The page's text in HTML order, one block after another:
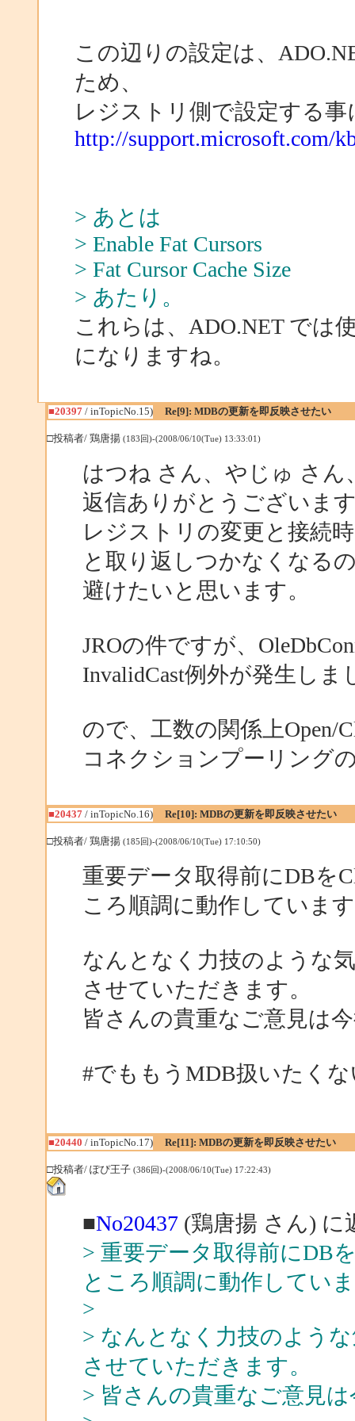
この辺りの設定は、
ため、
レジストリ側で設定する
http://support.microsoft.com/
> あとは
> Enable Fat Cursors
> Fat Cursor Cache Size
> あたり。
これらは、ADO.NET では
になりますね。
■20397/ inTopicNo.15) Re[9]: MDBの更新を即反映させたい
□投稿者/ 鶏唐揚 (183回)-(2008/06/10(Tue) 13:33:01)
はつね さん、やじゅ さん
返信ありがとうございま
レジストリの変更と接続
と取り返しつかなくなる
避けたいと思います。
JROの件ですが、
InvalidCast例外が発生しま
ので、工数の関係上Open/
コネクションプーリング
■20437/ inTopicNo.16) Re[10]: MDBの更新を即反映させたい
□投稿者/ 鶏唐揚 (185回)-(2008/06/10(Tue) 17:10:50)
重要データ取得前にDBを
ころ順調に動作していま
なんとなく力技のような
させていただきます。
皆さんの貴重なご意見は
#でももうMDB扱いたく
■20440 / inTopicNo.17) Re[11]: MDBの更新を即反映させたい
□投稿者/ ぽぴ王子 (386回)-(2008/06/10(Tue) 17:22:43)
■No20437(鶏唐揚 さん) に
> 重要データ取得前にDB
ところ順調に動作してい
>
> なんとなく力技のよう
させていただきます。
> 皆さんの貴重なご意見